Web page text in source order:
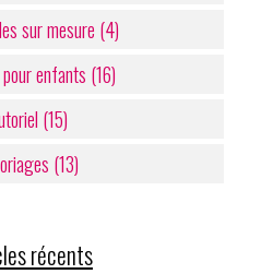
sur mesure (4)
enfants (16)
(15)
(13)
récents